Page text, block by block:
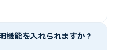
機能を入れられますか？